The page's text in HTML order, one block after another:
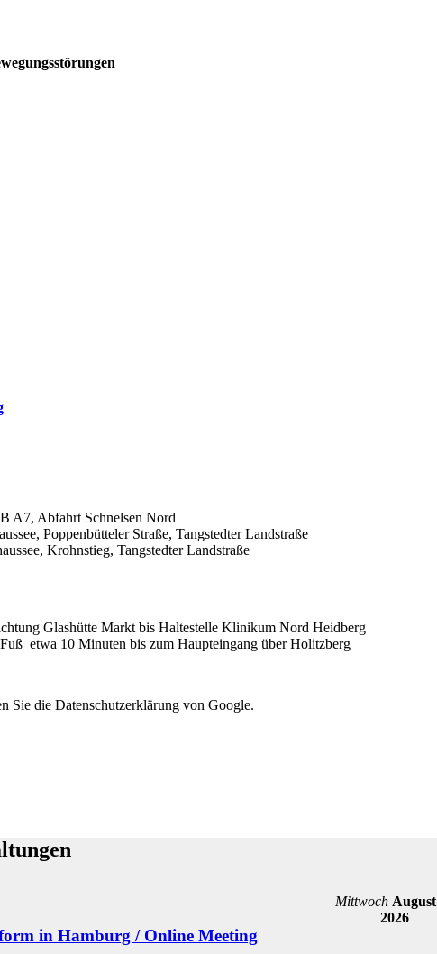
A7, Abfahrt Schnelsen Nord
Poppenbütteler Straße, Tangstedter Landstraße
Krohnstieg, Tangstedter Landstraße
Glashütte Markt bis Haltestelle Klinikum Nord Heidberg
etwa 10 Minuten bis zum Haupteingang über Holitzberg
Sie die Datenschutzerklärung von Google.
Mittwoch August
2026
in Hamburg / Online Meeting